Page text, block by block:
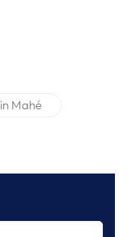
Mahé